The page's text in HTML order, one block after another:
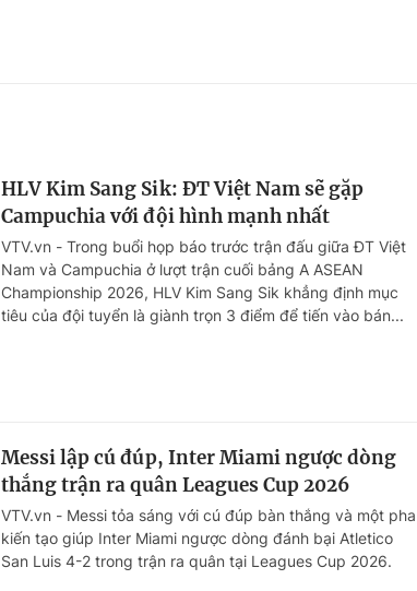
HLV Kim Sang Sik: ĐT Việt Nam sẽ gặp
Campuchia với đội hình mạnh nhất
VTV.vn - Trong buổi họp báo trước trận đấu giữa ĐT Việt
Nam và Campuchia ở lượt trận cuối bảng A ASEAN
Championship 2026, HLV Kim Sang Sik khẳng định mục
tiêu của đội tuyển là giành trọn 3 điểm để tiến vào bán...
Messi lập cú đúp, Inter Miami ngược dòng
thắng trận ra quân Leagues Cup 2026
VTV.vn - Messi tỏa sáng với cú đúp bàn thắng và một pha
kiến tạo giúp Inter Miami ngược dòng đánh bại Atletico
San Luis 4-2 trong trận ra quân tại Leagues Cup 2026.